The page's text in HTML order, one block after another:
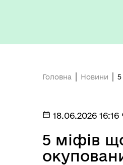
Головна Новини 5
18.06.2026 16:16
5 міфів